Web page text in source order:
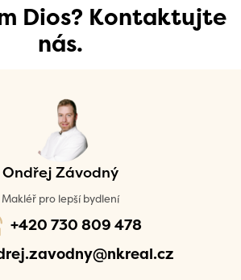
Dios? Kontaktujte
nás.
Ondřej Závodný
Makléř pro lepší bydlení
+420 730 809 478